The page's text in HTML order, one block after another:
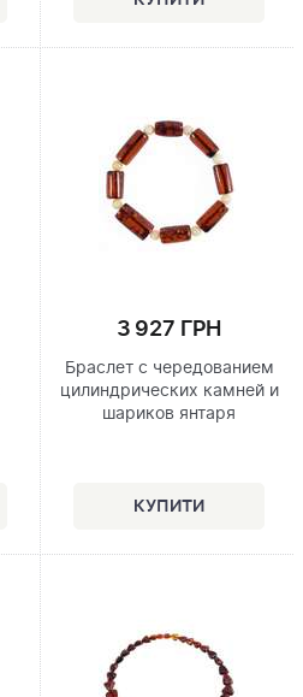
3 927 ГРН
Браслет с чередованием
цилиндрических камней и
шариков янтаря